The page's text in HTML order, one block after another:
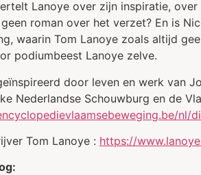
Lanoye over zijn inspiratie,
roman over het verzet? En is
waarin Tom Lanoye zoals altijd
podiumbeest Lanoye zelve.
door leven en werk van
Nederlandse Schouwburg en de
nl/
Tom Lanoye : https://